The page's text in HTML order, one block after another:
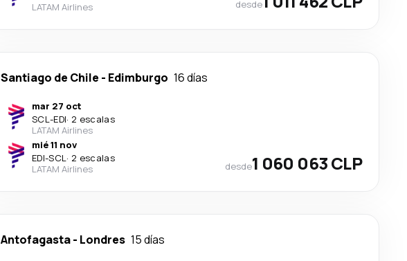
LATAM Airlines
desde
Santiago de Chile - Edimburgo 16 días
mar 27 oct
SCL-EDI· 2 escalas
LATAM Airlines
mié 11 nov
EDI-SCL· 2 escalas
LATAM Airlines
desde1 060 063 CLP
Antofagasta- Londres 15 días